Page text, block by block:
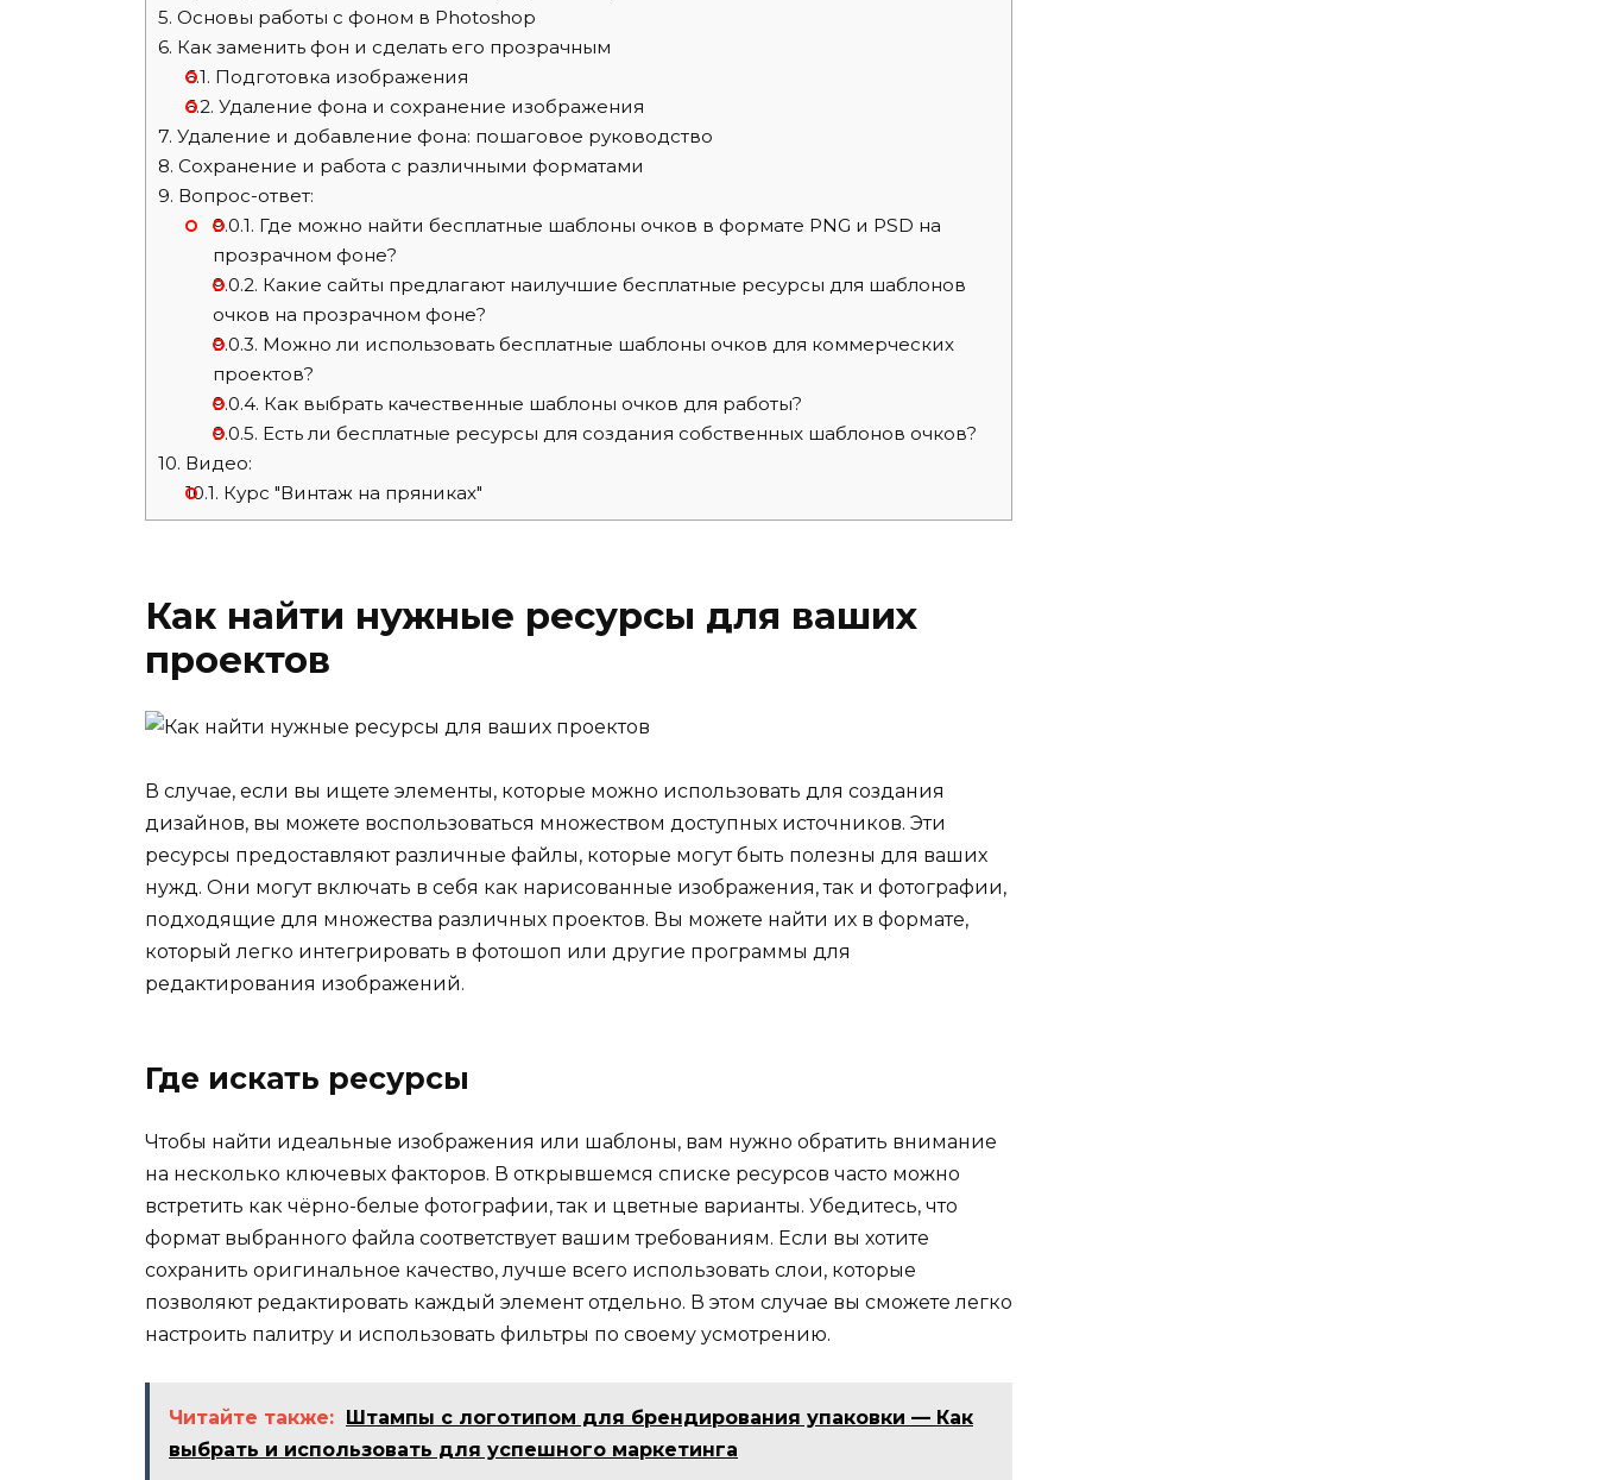
5. Основы работы с фоном в Photoshop
6. Как заменить фон и сделать его прозрачным
6.1. Подготовка изображения
6.2. Удаление фона и сохранение изображения
7. Удаление и добавление фона: пошаговое руководство
8. Сохранение и работа с различными форматами
9. Вопрос-ответ:
9.0.1. Где можно найти бесплатные шаблоны очков в формате PNG и PSD на
прозрачном фоне?
9.0.2. Какие сайты предлагают наилучшие бесплатные ресурсы для шаблонов
очков на прозрачном фоне?
9.0.3. Можно ли использовать бесплатные шаблоны очков для коммерческих
проектов?
9.0.4. Как выбрать качественные шаблоны очков для работы?
9.0.5. Есть ли бесплатные ресурсы для создания собственных шаблонов очков?
10. Видео:
10.1. Курс "Винтаж на пряниках"
Как найти нужные ресурсы для ваших
проектов
В случае, если вы ищете элементы, которые можно использовать для создания
дизайнов, вы можете воспользоваться множеством доступных источников. Эти
ресурсы предоставляют различные файлы, которые могут быть полезны для ваших
нужд. Они могут включать в себя как нарисованные изображения, так и фотографии,
подходящие для множества различных проектов. Вы можете найти их в формате,
который легко интегрировать в фотошоп или другие программы для
редактирования изображений.
Где искать ресурсы
Чтобы найти идеальные изображения или шаблоны, вам нужно обратить внимание
на несколько ключевых факторов. В открывшемся списке ресурсов часто можно
встретить как чёрно-белые фотографии, так и цветные варианты. Убедитесь, что
формат выбранного файла соответствует вашим требованиям. Если вы хотите
сохранить оригинальное качество, лучше всего использовать слои, которые
позволяют редактировать каждый элемент отдельно. В этом случае вы сможете легко
настроить палитру и использовать фильтры по своему усмотрению.
Читайте также: Штампы с логотипом для брендирования упаковки — Как
выбрать и использовать для успешного маркетинга